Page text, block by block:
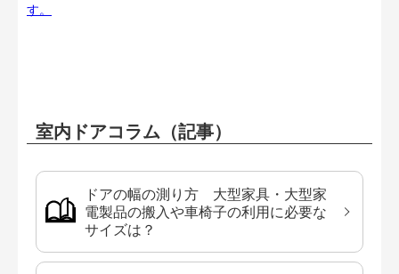
す。
室内ドアコラム（記事）
ドアの幅の測り方 大型家具・大型家
電製品の搬入や車椅子の利用に必要な
サイズは？